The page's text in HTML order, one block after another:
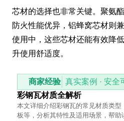
芯材的选择也非常关键。聚氨
防火性能优异，铝蜂窝芯材则
使用中，这些芯材还能有效降
升使用舒适度。
商家经验 真实案例 · 安全
彩钢瓦材质全解析
本文详细介绍彩钢瓦的常见材质类
板等，分析其特性及适用场景，帮助